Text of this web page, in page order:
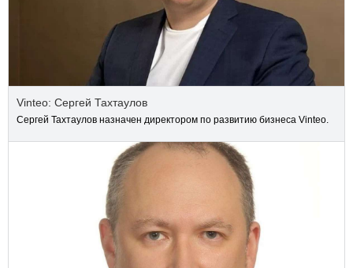
Vinteo: Сергей Тахтаулов
Сергей Тахтаулов назначен директором по развитию бизнеса Vinteo.